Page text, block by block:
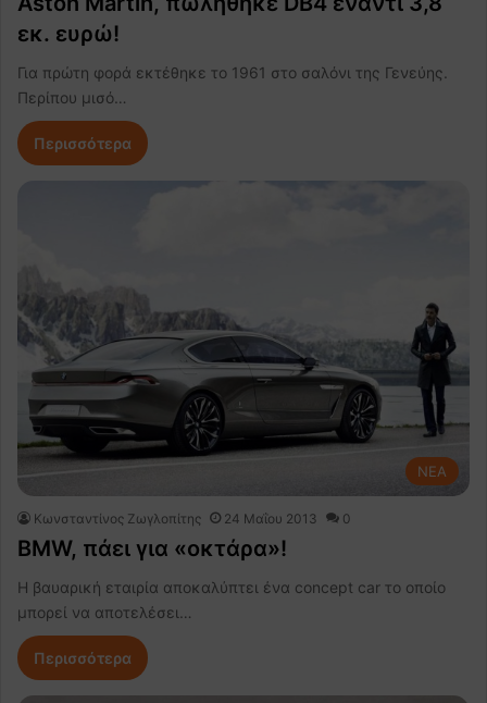
εκ. ευρώ!
Για πρώτη φορά εκτέθηκε το 1961 στο σαλόνι της Γενεύης.
Περίπου μισό…
Περισσότερα
NEA
Κωνσταντίνος Ζωγλοπίτης 24 Μαΐου 2013 0
BMW, πάει για «οκτάρα»!
Η βαυαρική εταιρία αποκαλύπτει ένα concept car το οποίο
μπορεί να αποτελέσει…
Περισσότερα